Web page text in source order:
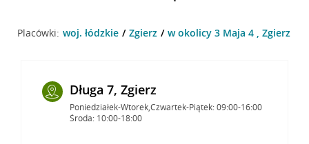
Placówki: woj. łódzkie Zgierz w okolicy 3 Maja 4 , Zgierz
Długa 7, Zgierz
Poniedziałek-Wtorek,Czwartek-Piątek: 09:00-16:00
Środa: 10:00-18:00